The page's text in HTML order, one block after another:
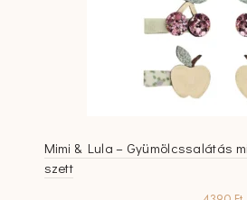
Mimi & Lula – Gyümölcssalátás
szett